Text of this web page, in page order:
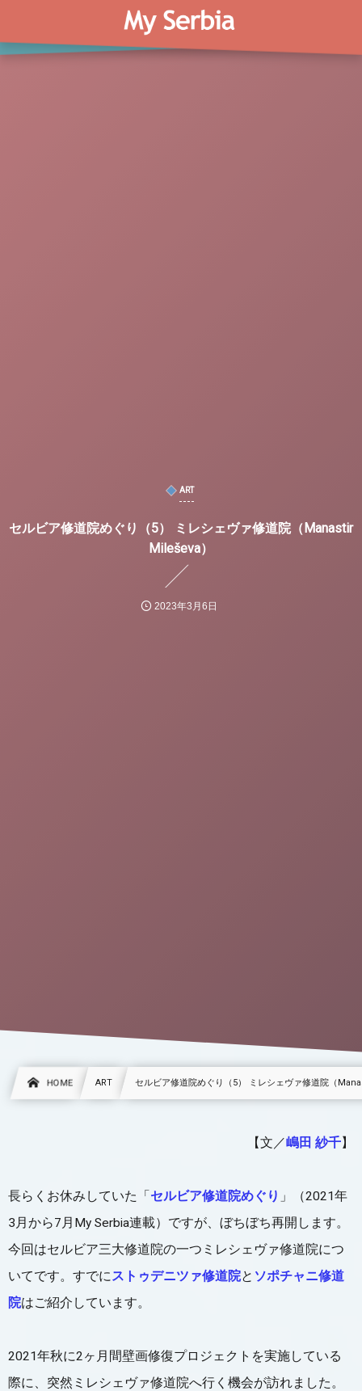
ART
セルビア修道院めぐり（5） ミレシェヴァ修道院（Manastir
Mileševa）
2023年3月6日
HOME ART セルビア修道院めぐり（5） ミレシェヴァ修道院（
【文／嶋田 紗千】
長らくお休みしていた「 セルビア修道院めぐり 」（2021年
3月から7月My Serbia連載）ですが、ぼちぼち再開します。
今回はセルビア三大修道院の一つミレシェヴァ修道院につ
いてです。すでにストゥデニツァ修道院と ソポチャニ修道
院はご紹介しています。
2021年秋に2ヶ月間壁画修復プロジェクトを実施している
際に、突然ミレシェヴァ修道院へ行く機会が訪れました。